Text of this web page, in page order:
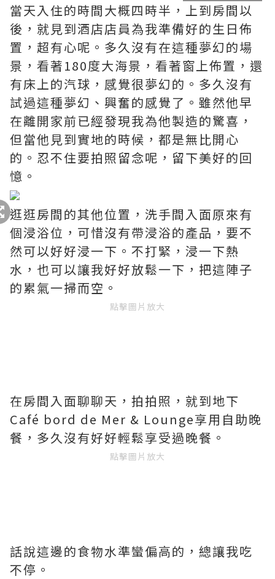
當天入住的時間大概四時半，上到房間以
後，就見到酒店店員為我準備好的生日佈
置，超有心呢。多久沒有在這種夢幻的場
景，看著180度大海景，看著窗上佈置，還
有床上的汽球，感覺很夢幻的。多久沒有
試過這種夢幻、興奮的感覺了。雖然他早
在離開家前已經發現我為他製造的驚喜，
但當他見到實地的時候，都是無比開心
的。忍不住要拍照留念呢，留下美好的回
憶。
逛逛房間的其他位置，洗手間入面原來有
個浸浴位，可惜沒有帶浸浴的產品，要不
然可以好好浸一下。不打緊，浸一下熱
水，也可以讓我好好放鬆一下，把這陣子
的累氣一掃而空。
點擊圖片放大
在房間入面聊聊天，拍拍照，就到地下
Café bord de Mer & Lounge享用自助晚
餐，多久沒有好好輕鬆享受過晚餐。
點擊圖片放大
話說這邊的食物水準蠻偏高的，總讓我吃
不停。